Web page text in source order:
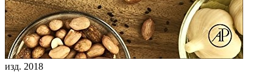
изд. 2018